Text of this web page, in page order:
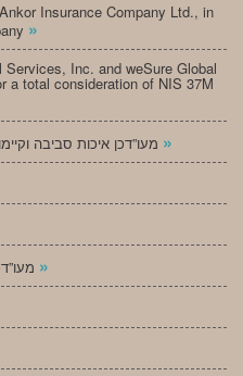
Insurance Company Ltd., in
»
Inc. and weSure Global
a total consideration of NIS 37M
»
»